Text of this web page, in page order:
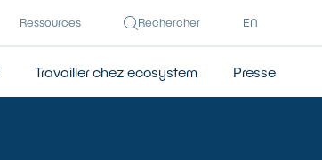
Ressources Rechercher EN
Travailler chez ecosystem Presse